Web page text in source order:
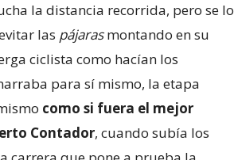
la distancia recorrida, pero se lo
las pájarasmontando en su
ciclista como hacían los
para sí mismo, la etapa
como si fuera el mejor
Contador, cuando subía los